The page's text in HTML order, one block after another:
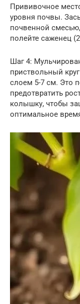
Прививочное
уровня почвы.
почвенной
полейте саженец
Шаг 4:
приствольный
слоем 5-7 см. Это
предотвратить
колышку, чтобы
оптимальное